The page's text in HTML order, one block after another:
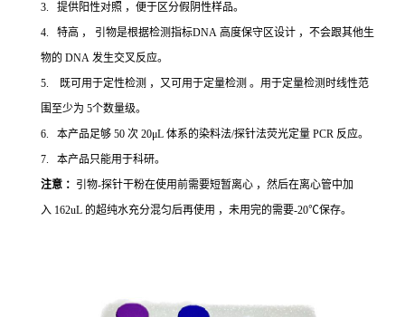
3. 提供阳性对照 ，便于区分假阴性样品。
4. 特高 ， 引物是根据检测指标DNA 高度保守区设计 ，不会跟其他生
物的 DNA 发生交叉反应。
5. 既可用于定性检测 ，又可用于定量检测 。用于定量检测时线性范
围至少为 5个数量级。
6. 本产品足够 50 次 20μL 体系的染料法/探针法荧光定量 PCR 反应。
7. 本产品只能用于科研。
注意 ： 引物-探针干粉在使用前需要短暂离心 ，然后在离心管中加
入 162uL 的超纯水充分混匀后再使用 ，未用完的需要-20℃保存。